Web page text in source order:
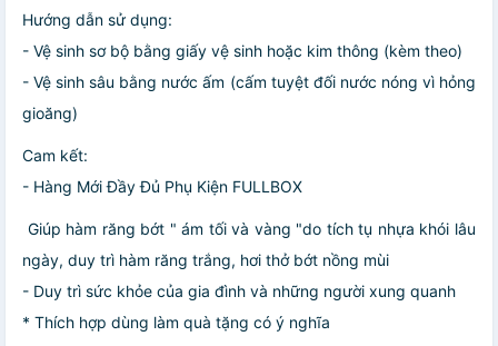
Hướng dẫn sử dụng:
- Vệ sinh sơ bộ bằng giấy vệ sinh hoặc kim thông (kèm theo)
- Vệ sinh sâu bằng nước ấm (cấm tuyệt đối nước nóng vì hỏng
gioăng)
Cam kết:
- Hàng Mới Đầy Đủ Phụ Kiện FULLBOX
Giúp hàm răng bớt " ám tối và vàng "do tích tụ nhựa khói lâu
ngày, duy trì hàm răng trắng, hơi thở bớt nồng mùi
- Duy trì sức khỏe của gia đình và những người xung quanh
* Thích hợp dùng làm quà tặng có ý nghĩa